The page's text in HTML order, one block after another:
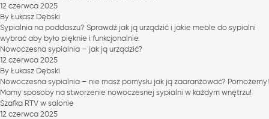
Junior
Smart
Przechowywanie
12 czerwca 2025
By Łukasz Dębski
Sypialnia na poddaszu? Sprawdź jak ją urządzić i jakie meble do sypialni
wybrać aby było pięknie i funkcjonalnie.
Nowoczesna sypialnia – jak ją urządzić?
12 czerwca 2025
By Łukasz Dębski
Nowoczesna sypialnia – nie masz pomysłu jak ją zaaranżować? Pomożemy!
Mamy sposoby na stworzenie nowoczesnej sypialni w każdym wnętrzu!
Szafka RTV w salonie
12 czerwca 2025